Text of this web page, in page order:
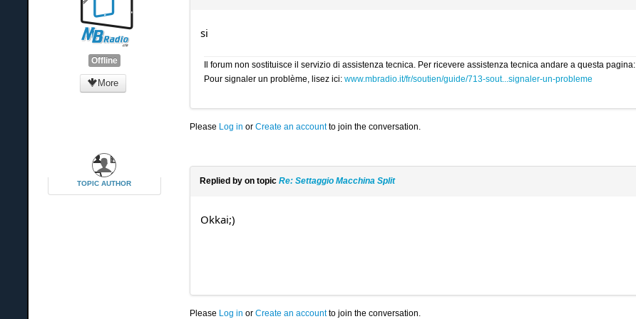
Offline
More
si
Il forum non sostituisce il servizio di assistenza tecnica. Per ricevere assistenza tecnica andare a questa pagina:
Pour signaler un problème, lisez ici: www.mbradio.it/fr/soutien/guide/713-sout...signaler-un-probleme
Please Log in or Create an accountto join the conversation.
TOPIC AUTHOR Replied by on topic Re: Settaggio Macchina Split
Okkai;)
Please Log in or Create an accountto join the conversation.